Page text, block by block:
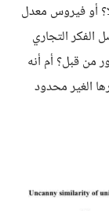
أو فيروس معدل
التجاري
من قبل؟ أم أنه
الغير محدود